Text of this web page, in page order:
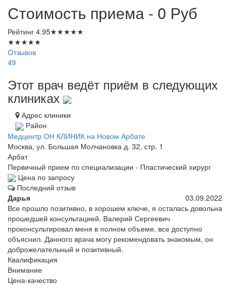
Стоимость приема - 0 Руб
Рейтинг 4.95★★★★★
★★★★★
Отзывов
49
Этот врач ведёт приём в следующих
клиниках
Адрес клиники
Район
Медцентр ОН КЛИНИК на Новом Арбате
Москва, ул. Большая Молчановка д. 32, стр. 1
Арбат
Первичный прием по специализации - Пластический хирург
Цена по запросу
Последний отзыв
Дарья
03.09.2022
Все прошло позитивно, в хорошем ключе, я осталась довольна
прошедшей консультацией. Валерий Сергеевич
проконсультировал меня в полном объеме, все доступно
объяснил. Данного врача могу рекомендовать знакомым, он
доброжелательный и позитивный.
Квалификация
Внимание
Цена-качество